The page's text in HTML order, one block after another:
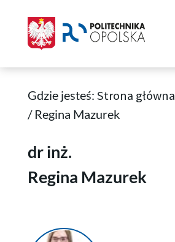
Gdzie jesteś: Strona główna
/ Regina Mazurek
dr inż.
Regina Mazurek